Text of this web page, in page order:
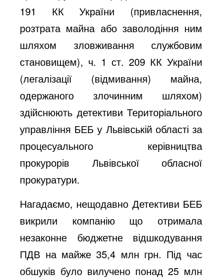
191 КК України (привласнення,
розтрата майна або заволодіння ним
шляхом зловживання службовим
становищем), ч. 1 ст. 209 КК України
(легалізації (відмивання) майна,
одержаного злочинним шляхом)
здійснюють детективи Територіального
управління БЕБ у Львівській області за
процесуального керівництва
прокурорів Львівської обласної
прокуратури.
Нагадаємо, нещодавно Детективи БЕБ
викрили компанію що отримала
незаконне бюджетне відшкодування
ПДВ на майже 35,4 млн грн. Під час
обшуків було вилучено понад 25 млн